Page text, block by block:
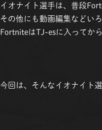
イオナイト選手は、普段
その他にも動画編集などい
FortniteはTJ-esに入ってか
今回は、そんなイオナイト